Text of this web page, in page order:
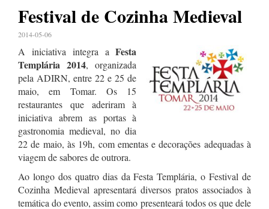
Festival de Cozinha Medieval
2014-05-06
A iniciativa integra aFesta
Templária 2014, organizada
pela ADIRN, entre 22 e 25 de
maio, em Tomar. Os 15
restaurantes que aderiram à
iniciativa abrem as portas à
gastronomia medieval, no dia
22 de maio, às 19h, com ementas e decorações adequadas à
viagem de sabores de outrora.
Ao longo dos quatro dias da Festa Templária, o Festival de
Cozinha Medieval apresentará diversos pratos associados à
temática do evento, assim como presenteará todos os que dele